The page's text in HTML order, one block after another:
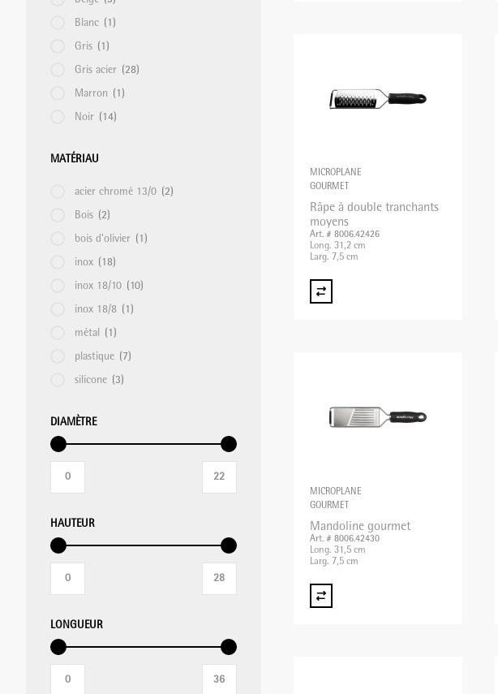
APPAREIL À MOUSSER
FOURS À RACLETTE
CENTRIFUGEUSES
TRANCHEURS
SOUS-VIDE
APPAREILS DE MISE SOUS VIDE
APPAREILS CHAUFFANTS
CASIER À VERRES
CHARIOTS DE TRANSPORT PLATEAUX
Blanc (1)
Gris (1)
Gris acier (28)
Marron (1)
Noir (14)
MATÉRIAU
acier chromé 13/0 (2)
Bois (2)
bois d'olivier (1)
inox (18)
inox 18/10 (10)
inox 18/8 (1)
métal (1)
plastique (7)
silicone (3)
DIAMÈTRE
HAUTEUR
LONGUEUR
MICROPLANE
GOURMET
Râpe à double tranchants
moyens
Art. # 8006.42426
Long. 31,2 cm
Larg. 7,5 cm
MICROPLANE
GOURMET
Mandoline gourmet
Art. # 8006.42430
Long. 31,5 cm
Larg. 7,5 cm